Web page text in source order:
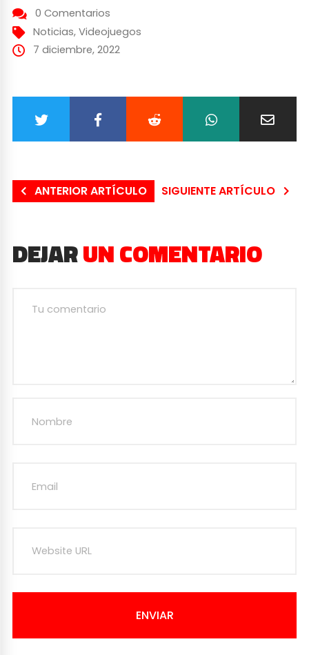
0 Comentarios
Noticias, Videojuegos
7 diciembre, 2022
ANTERIOR ARTÍCULO SIGUIENTE ARTÍCULO
DEJARUN COMENTARIO
ENVIAR